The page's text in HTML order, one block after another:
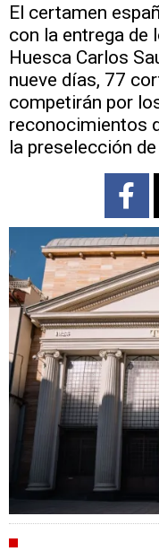
El certamen
con la entrega de
Huesca Carlos
nueve días, 77
competirán por
reconocimientos
la preselección